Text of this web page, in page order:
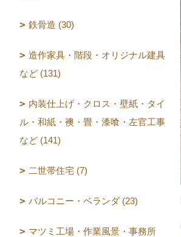
鉄骨造 (30)
造作家具・階段・オリジナル建具
など (131)
内装仕上げ・クロス・壁紙・タイ
ル・和紙・襖・畳・漆喰・左官工事
など (141)
二世帯住宅 (7)
バルコニー・ベランダ (23)
マツミ工場・作業風景・事務所